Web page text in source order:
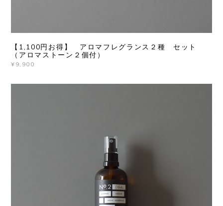
【1,100円お得】 アロマフレグランス２種 セット
（アロマストーン２個付）
¥9,900